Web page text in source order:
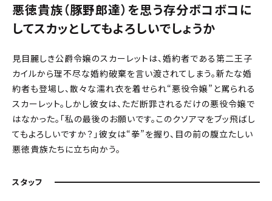
悪徳貴族（豚野郎達）を思う存分ボコボコに
してスカッとしてもよろしいでしょうか
見目麗しき公爵令嬢のスカーレットは、婚約者である第二王子
カイルから理不尽な婚約破棄を言い渡されてしまう。新たな婚
約者も登場し、散々な濡れ衣を着せられ“悪役令嬢”と罵られる
スカーレット。しかし彼女は、ただ断罪されるだけの悪役令嬢で
はなかった。「私の最後のお願いです。このクソアマをブッ飛ばし
てもよろしいですか？」――彼女は“拳”を握り、目の前の腹立たしい
悪徳貴族たちに立ち向かう。
スタッフ